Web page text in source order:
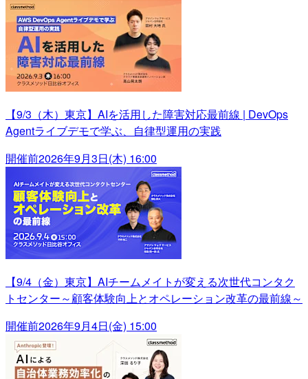
【9/3（木）東京】AIを活用した障害対応最前線 | DevOps
Agentライブデモで学ぶ、自律型運用の実践
開催前2026年9月3日(木) 16:00
【9/4（金）東京】AIチームメイトが変える次世代コンタク
トセンター～顧客体験向上とオペレーション改革の最前線～
開催前2026年9月4日(金) 15:00